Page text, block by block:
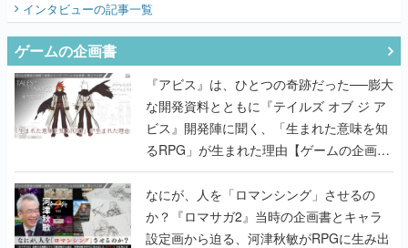
インタビューの記事一覧
ゲームの企画書
『アビス』は、ひとつの奇跡だった──膨大
な開発資料とともに『テイルズ オブ ジ ア
ビス』開発陣に聞く、「生まれた意味を知
るRPG」が生まれた理由【ゲームの企画
書】
なにが、人を「ロマンシング」させるの
か？『ロマサガ2』当時の企画書とキャラ
設定画から迫る、河津秋敏がRPGに生み出